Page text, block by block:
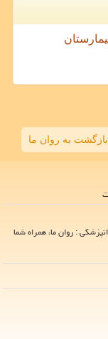
بازگشت به روان ما
: روان ما، همراه شما